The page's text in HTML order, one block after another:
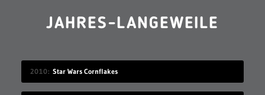
JAHRES-LANGEWEILE
2010 Star Wars Cornflakes